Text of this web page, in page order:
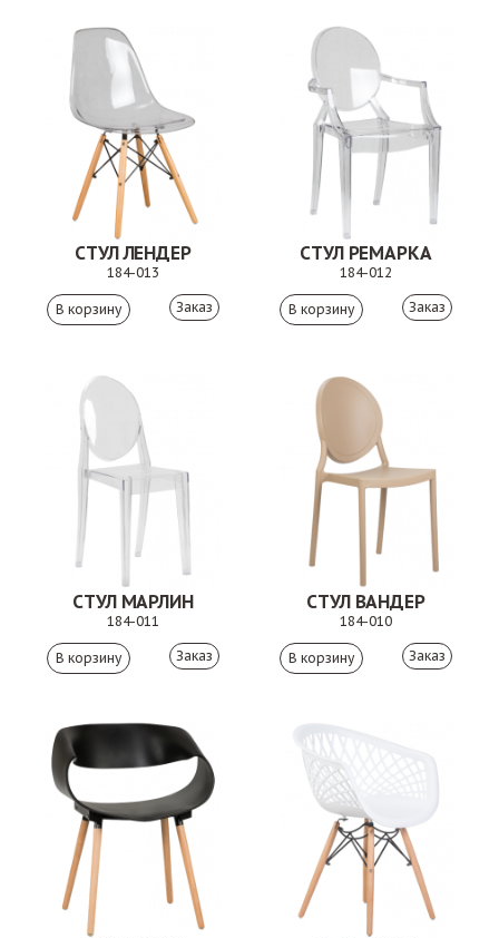
СТУЛ ЛЕНДЕР
184-013
Заказ
СТУЛ РЕМАРКА
184-012
Заказ
СТУЛ МАРЛИН
184-011
Заказ
СТУЛ ВАНДЕР
184-010
Заказ